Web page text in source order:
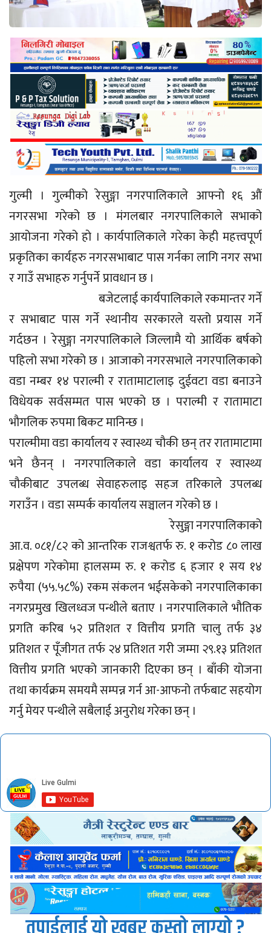
गुल्मी । गुल्मीको रेसुङ्गा नगरपालिकाले आफ्नो १६ औं
नगरसभा गरेको छ । मंगलबार नगरपालिकाले सभाको
आयोजना गरेको हाे । कार्यपालिकाले गरेका केही महत्त्वपूर्ण
प्रकृतिका कार्यहरु नगरसभाबाट पास गर्नका लागि नगर सभा
र गाउँ सभाहरु गर्नुपर्ने प्रावधान छ ।
बजेटलाई कार्यपालिकाले रकमान्तर गर्ने
र सभाबाट पास गर्ने स्थानीय सरकारले यस्तो प्रयास गर्ने
गर्दछन । रेसुङ्गा नगरपालिकाले जिल्लामै याे आर्थिक बर्षकाे
पहिलो सभा गरेको छ । आजाकाे नगरसभाले नगरपालिकाकाे
वडा नम्बर १४ पराल्मी र रातामाटालाइ दुईवटा वडा बनाउने
विधेयक सर्वसम्मत पास भएको छ । पराल्मी र रातामाटा
भाैगलिक रुपमा बिकट मानिन्छ ।
पराल्मीमा वडा कार्यालय र स्वास्थ्य चाैकी छन् तर रातामाटामा
भने छैनन् । नगरपालिकाले वडा कार्यालय र स्वास्थ्य
चाैकीबाट उपलब्ध सेवाहरुलाइ सहज तरिकाले उपलब्ध
गराउँन । वडा सम्पर्क कार्यालय सञ्चालन गरेको छ ।
रेसुङ्गा नगरपालिकाको
आ.व. ०८१/८२ को आन्तरिक राजश्वतर्फ रु. १ करोड ८० लाख
प्रक्षेपण गरेकाेमा हालसम्म रु. १ करोड ६ हजार १ सय १४
रुपैया (५५.५८%) रकम संकलन भईसकेको नगरपालिकाका
नगरप्रमुख खिलध्वज पन्थीले बताए । नगरपालिकाले भौतिक
प्रगति करिब ५२ प्रतिशत र वित्तीय प्रगति चालु तर्फ ३४
प्रतिशत र पूँजीगत तर्फ २४ प्रतिशत गरी जम्मा २९.१३ प्रतिशत
वित्तीय प्रगति भएको जानकारी दिएका छन् । बाँकी योजना
तथा कार्यक्रम समयमै सम्पन्न गर्न आ-आफनो तर्फबाट सहयोग
गर्नु मेयर पन्थीले सबैलाई अनुरोध गरेका छन् ।